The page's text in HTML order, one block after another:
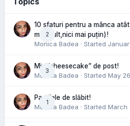
2
10 sfaturi pentru a mânca
mai mult,nici mai puțin)!
Monica Badea · Started
3
Mini”cheesecake” de post!
Monica Badea · Started May
1
Pastilele de slăbit!
Monica Badea · Started March